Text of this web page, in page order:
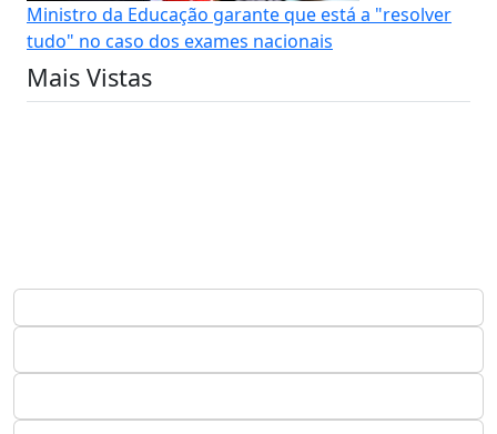
Ministro da Educação garante que está a "resolver
tudo" no caso dos exames nacionais
Mais Vistas